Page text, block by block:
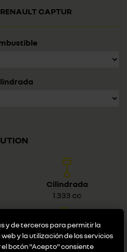
CAPTUR
Cilindrada
1.333 cc
Consumo
6,0 (L/100km)
y de terceros para permitir la
y la utilización de los servicios
el botón "Acepto" consiente